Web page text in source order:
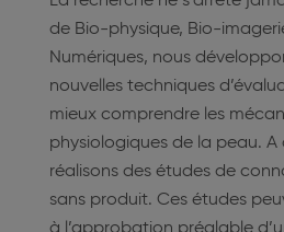
de Bio-physique, Bio-
Numériques, nous
nouvelles techniques
mieux comprendre les
physiologiques de la peau. A
réalisons des études de
sans produit. Ces études